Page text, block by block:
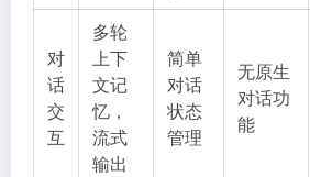
对
话
交
互
多轮
上下
文记
忆，
流式
输出
简单
对话
状态
管理
无原生
对话功
能